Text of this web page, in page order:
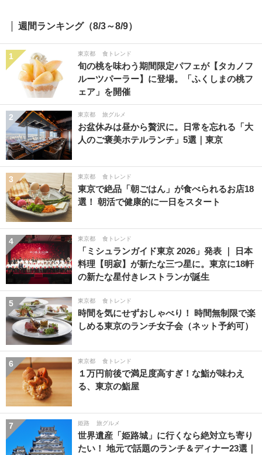
週間ランキング（8/3～8/9）
1 東京都 食トレンド
旬の桃を味わう期間限定パフェが【タカノフ
ルーツパーラー】に登場。「ふくしまの桃フ
ェア」を開催
2 東京都 旅グルメ
お盆休みは昼から贅沢に。日常を忘れる「大
人のご褒美ホテルランチ」5選｜東京
3 東京都 食トレンド
東京で絶品「朝ごはん」が食べられるお店18
選！ 朝活で健康的に一日をスタート
4 東京都 食トレンド
「ミシュランガイド東京 2026」発表 ｜ 日本
料理【明寂】が新たな三つ星に。東京に18軒
の新たな星付きレストランが誕生
5 東京都 食トレンド
時間を気にせずおしゃべり！ 時間無制限で楽
しめる東京のランチ女子会（ネット予約可）
6 東京都 食トレンド
１万円前後で満足度高すぎ！な鮨が味わえ
る、東京の鮨屋
7 姫路 旅グルメ
世界遺産「姫路城」に行くなら絶対立ち寄り
たい！ 地元で話題のランチ＆ディナー23選｜